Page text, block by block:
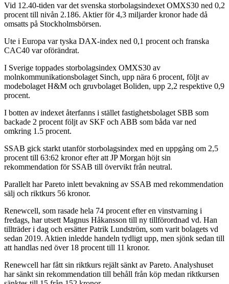
Vid 12.40-tiden var det svenska storbolagsindexet OMXS30 ned 0,2
procent till nivån 2.186. Aktier för 4,3 miljarder kronor hade då
omsatts på Stockholmsbörsen.
Ute i Europa var tyska DAX-index ned 0,1 procent och franska
CAC40 var oförändrat.
I Sverige toppades storbolagsindex OMXS30 av
molnkommunikationsbolaget Sinch, upp nära 6 procent, följt av
modebolaget H&M och gruvbolaget Boliden, upp 2,2 respektive 0,9
procent.
I botten av indexet återfanns i stället fastighetsbolaget SBB som
backade 2 procent följt av SKF och ABB som båda var ned
omkring 1.5 procent.
SSAB gick starkt utanför storbolagsindex med en uppgång om 2,5
procent till 63:62 kronor efter att JP Morgan höjt sin
rekommendation för SSAB till övervikt från neutral.
Parallelt har Pareto inlett bevakning av SSAB med rekommendation
sälj och riktkurs 56 kronor.
Renewcell, som rasade hela 74 procent efter en vinstvarning i
fredags, har utsett Magnus Håkansson till ny tillförordnad vd. Han
tillträder i dag och ersätter Patrik Lundström, som varit bolagets vd
sedan 2019. Aktien inledde handeln tydligt upp, men sjönk sedan till
att handlas ned över 18 procent till 11 kronor.
Renewcell har fått sin riktkurs rejält sänkt av Pareto. Analyshuset
har sänkt sin rekommendation till behåll från köp medan riktkursen